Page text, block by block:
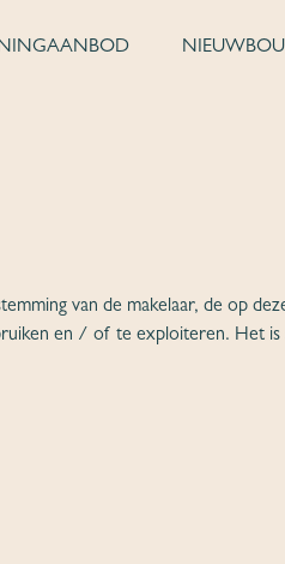
van de makelaar, de op
en / of te exploiteren. Het